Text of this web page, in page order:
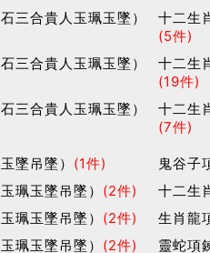
三合貴人玉珮玉墜）
十二生
(5件)
三合貴人玉珮玉墜）
十二生
(19件)
三合貴人玉珮玉墜）
十二生
(7件)
墜吊墜） (1件)
鬼谷子
珮玉墜吊墜） (2件)
十二生
珮玉墜吊墜） (2件)
生肖龍
珮玉墜吊墜） (2件)
靈蛇項